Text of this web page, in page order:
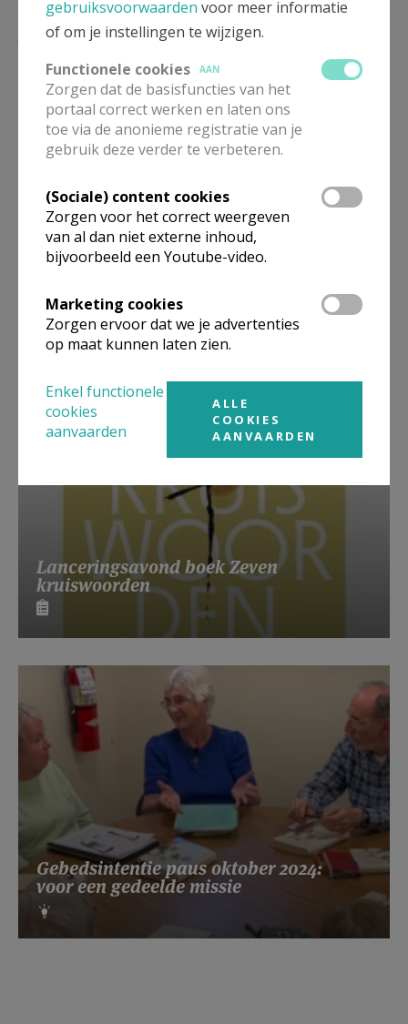
Lees meer
Lanceringsavond boek Zeven
kruiswoorden
Gebedsintentie paus oktober 2024:
voor een gedeelde missie
gebruiksvoorwaarden voor meer informatie
of om je instellingen te wijzigen.
Functionele cookies
AAN
Zorgen dat de basisfuncties van het
portaal correct werken en laten ons
toe via de anonieme registratie van je
gebruik deze verder te verbeteren.
(Sociale) content cookies
Zorgen voor het correct weergeven
van al dan niet externe inhoud,
bijvoorbeeld een Youtube-video.
Marketing cookies
Zorgen ervoor dat we je advertenties
op maat kunnen laten zien.
Enkel functionele
cookies
aanvaarden
ALLE
COOKIES
AANVAARDEN